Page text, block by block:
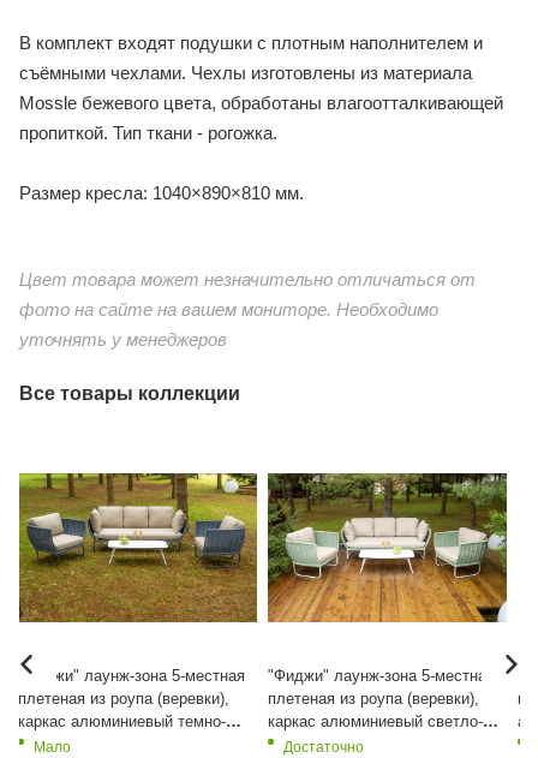
В комплект входят подушки с плотным наполнителем и
съёмными чехлами. Чехлы изготовлены из материала
Mossle бежевого цвета, обработаны влагоотталкивающей
пропиткой. Тип ткани - рогожка.
Размер кресла: 1040×890×810 мм.
Цвет товара может незначительно отличаться от
фото на сайте на вашем мониторе. Необходимо
уточнять у менеджеров
Все товары коллекции
"Фиджи" лаунж-зона 5-местная
плетеная из роупа (веревки),
каркас алюминиевый темно-
серый, роуп синий (KT18-014)
Мало
"Фиджи" лаунж-зона 5-местная
плетеная из роупа (веревки),
каркас алюминиевый светло-
серый, роуп зеленый (4204)
Достаточно